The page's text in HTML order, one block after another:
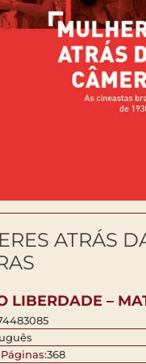
ATRÁS
LIBERDADE –
368